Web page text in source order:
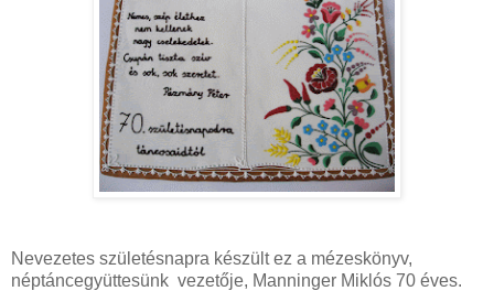
Nevezetes születésnapra készült ez a mézeskönyv,
néptáncegyüttesünk vezetője, Manninger Miklós 70 éves.